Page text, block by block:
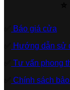
Báo giá cửa
Hướng dẫn sử
Tư vấn phong
Chính sách